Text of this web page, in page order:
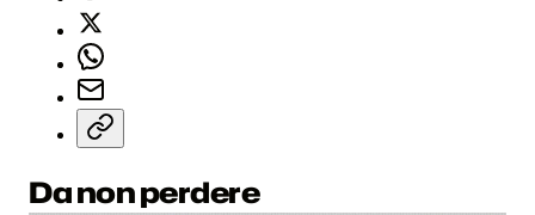
Da non perdere